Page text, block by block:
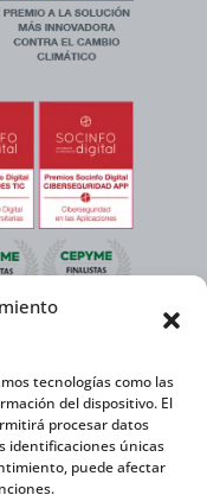
tecnologías como las
del dispositivo. El
procesar datos
identificaciones únicas
puede afectar